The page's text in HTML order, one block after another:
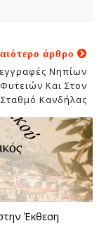
άρθρο
Νηπίων
Και Στον
Κανδήλας
Έκθεση